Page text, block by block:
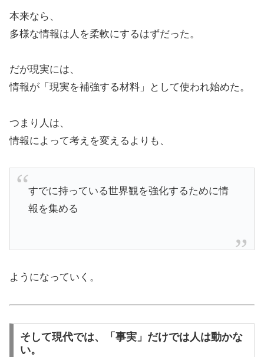
本来なら、
多様な情報は人を柔軟にするはずだった。
だが現実には、
情報が「現実を補強する材料」として使われ始めた。
つまり人は、
情報によって考えを変えるよりも、
すでに持っている世界観を強化するために情
報を集める
ようになっていく。
そして現代では、「事実」だけでは人は動かな
い。